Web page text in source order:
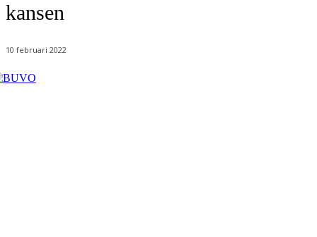
kansen
10 februari 2022